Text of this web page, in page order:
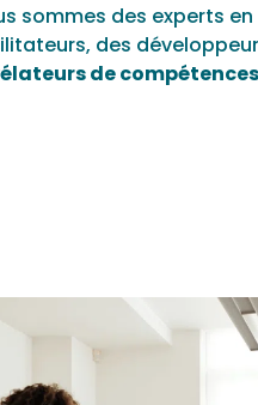
sommes des experts
des
de compétences